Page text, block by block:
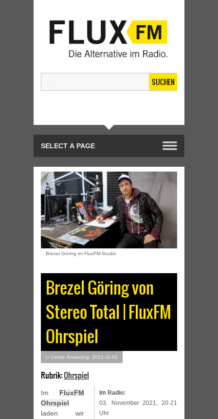
SUCHEN
Brezel Göring im FluxFM-Studio
Brezel Göring von
Stereo Total | FluxFM
Ohrspiel
▷ Letzte Änderung: 2021-11-02
Rubrik:Ohrspiel
Im Radio:
03. November 2021, 20-21
Uhr
Im FluxFM
Ohrspiel
laden wir